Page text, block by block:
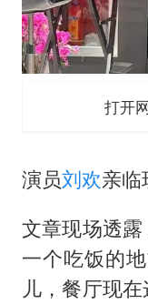
打开
演员刘欢亲临
文章现场透
一个吃饭的
儿，餐厅现